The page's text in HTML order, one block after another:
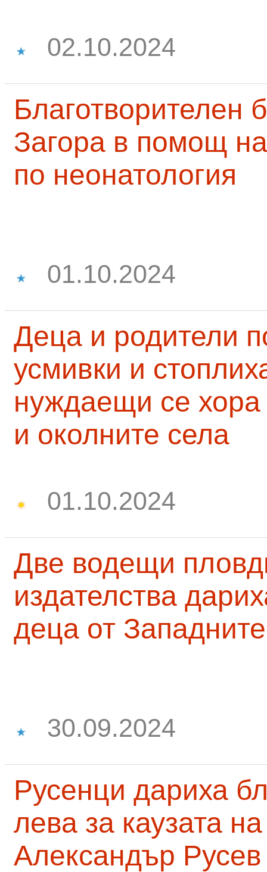
02.10.2024
Благотворителен
Загора в помощ
по неонатология
01.10.2024
Деца и родители
усмивки и
нуждаещи се
и околните села
01.10.2024
Две водещи
издателства
деца от
30.09.2024
Русенци дариха
лева за каузата
Александър Русев